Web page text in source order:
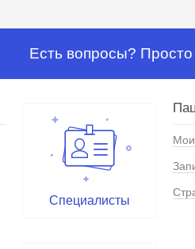
Есть вопросы?
Специалисты